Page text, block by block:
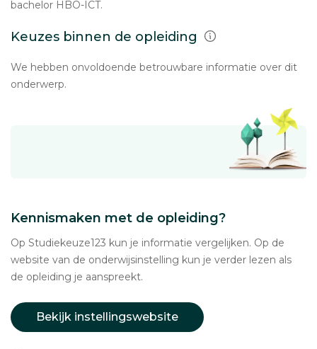
bachelor HBO-ICT.
Keuzes binnen de opleiding
We hebben onvoldoende betrouwbare informatie over dit
onderwerp.
Kennismaken met de opleiding?
Op Studiekeuze123 kun je informatie vergelijken. Op de
website van de onderwijsinstelling kun je verder lezen als
de opleiding je aanspreekt.
Bekijk instellingswebsite